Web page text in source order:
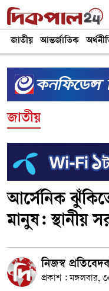
জাতীয় আন্তর্জাতিক
জাতীয়
আর্সেনিক
মানুষ: স্থানীয়
নিজস্ব
প্রকাশ :